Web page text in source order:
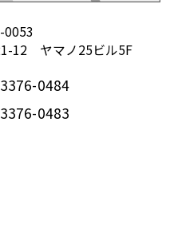
0053
12 ヤマノ25ビル5F
0484
0483